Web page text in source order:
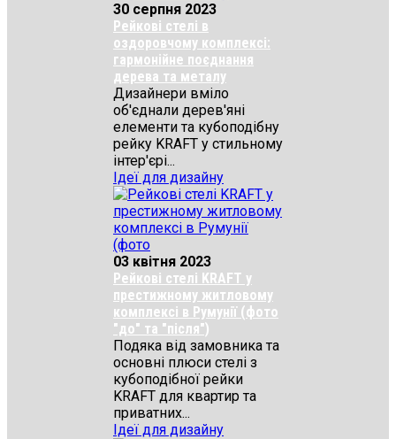
30 серпня 2023
Рейкові стелі в
оздоровчому комплексі:
гармонійне поєднання
дерева та металу
Дизайнери вміло
об'єднали дерев'яні
елементи та кубоподібну
рейку KRAFT у стильному
інтер'єрі...
Ідеї для дизайну
03 квітня 2023
Рейкові стелі KRAFT у
престижному житловому
комплексі в Румунії (фото
"до" та "після")
Подяка від замовника та
основні плюси стелі з
кубоподібної рейки
KRAFT для квартир та
приватних...
Ідеї для дизайну